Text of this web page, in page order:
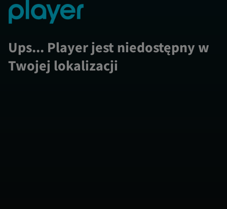
Ups... Player jest niedostępny w
Twojej lokalizacji